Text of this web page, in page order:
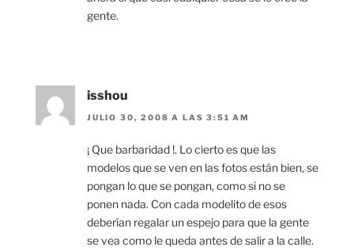
gente.
isshou
JULIO 30, 2008 A LAS 3:51 AM
¡ Que barbaridad !. Lo cierto es que las
modelos que se ven en las fotos están bien, se
pongan lo que se pongan, como si no se
ponen nada. Con cada modelito de esos
deberían regalar un espejo para que la gente
se vea como le queda antes de salir a la calle.